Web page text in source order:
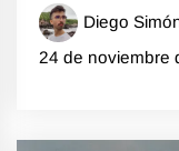
Diego
24 de noviembre